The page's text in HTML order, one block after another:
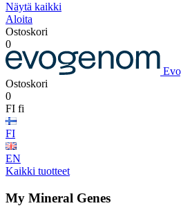
Näytä kaikki
Aloita
Ostoskori
0
Ostoskori
0
FI fi
FI
EN
Kaikki tuotteet
My Mineral Genes